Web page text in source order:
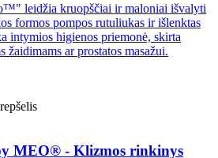
leidžia kruopščiai ir maloniai išvalyti
formos pompos rutuliukas ir išlenktas
intymios higienos priemonė, skirta
žaidimams ar prostatos masažui.
MEO® - Klizmos rinkinys